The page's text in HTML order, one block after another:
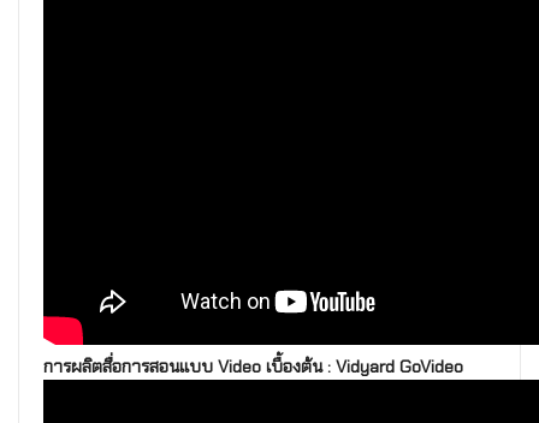
การผลิตสื่อการสอนแบบ Video เบื้องต้น : Vidyard GoVideo